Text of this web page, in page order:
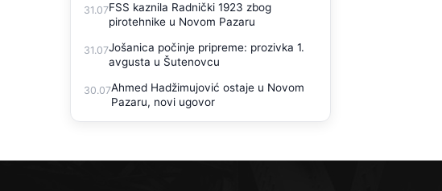
31.07FSS kaznila Radnički 1923 zbog
pirotehnike u Novom Pazaru
31.07Jošanica počinje pripreme: prozivka 1.
avgusta u Šutenovcu
30.07Ahmed Hadžimujović ostaje u Novom
Pazaru, novi ugovor